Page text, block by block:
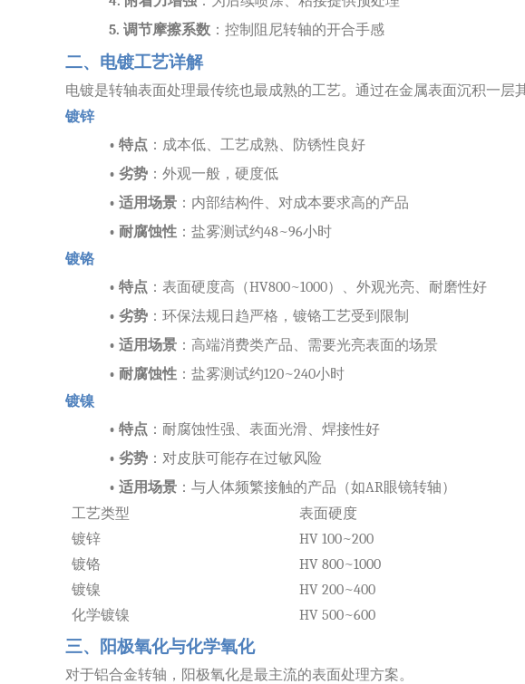
5. 调节摩擦系数 ：控制阻尼转轴的开合手感
二、电镀工艺详解
电镀是转轴表面处理最传统也最成熟的工艺。通过在金属表面沉积一层
镀锌
• 特点 ：成本低、工艺成熟、防锈性良好
• 劣势 ：外观一般，硬度低
• 适用场景 ：内部结构件、对成本要求高的产品
• 耐腐蚀性 ：盐雾测试约48~96小时
镀铬
• 特点 ：表面硬度高（HV800~1000）、外观光亮、耐磨性好
• 劣势 ：环保法规日趋严格，镀铬工艺受到限制
• 适用场景 ：高端消费类产品、需要光亮表面的场景
• 耐腐蚀性 ：盐雾测试约120~240小时
镀镍
• 特点 ：耐腐蚀性强、表面光滑、焊接性好
• 劣势 ：对皮肤可能存在过敏风险
• 适用场景 ：与人体频繁接触的产品（如AR眼镜转轴）
工艺类型
表面硬度
镀锌
HV 100~200
镀铬
HV 800~1000
镀镍
HV 200~400
化学镀镍
HV 500~600
三、阳极氧化与化学氧化
对于铝合金转轴，阳极氧化是最主流的表面处理方案。